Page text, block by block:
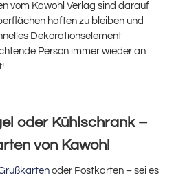
vom Kawohl Verlag sind darauf
haften zu bleiben und
Dekorationselement
Person immer wieder an
oder Kühlschrank –
von Kawohl
oder Postkarten – sei es